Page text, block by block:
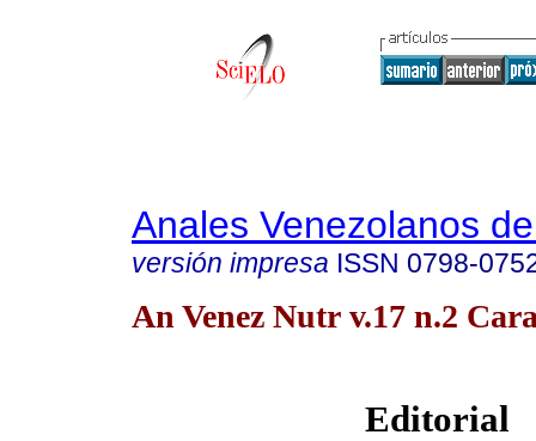
Anales Venezolanos
versión impresa ISSN 0798-
An Venez Nutr v.17 n.2
Editorial